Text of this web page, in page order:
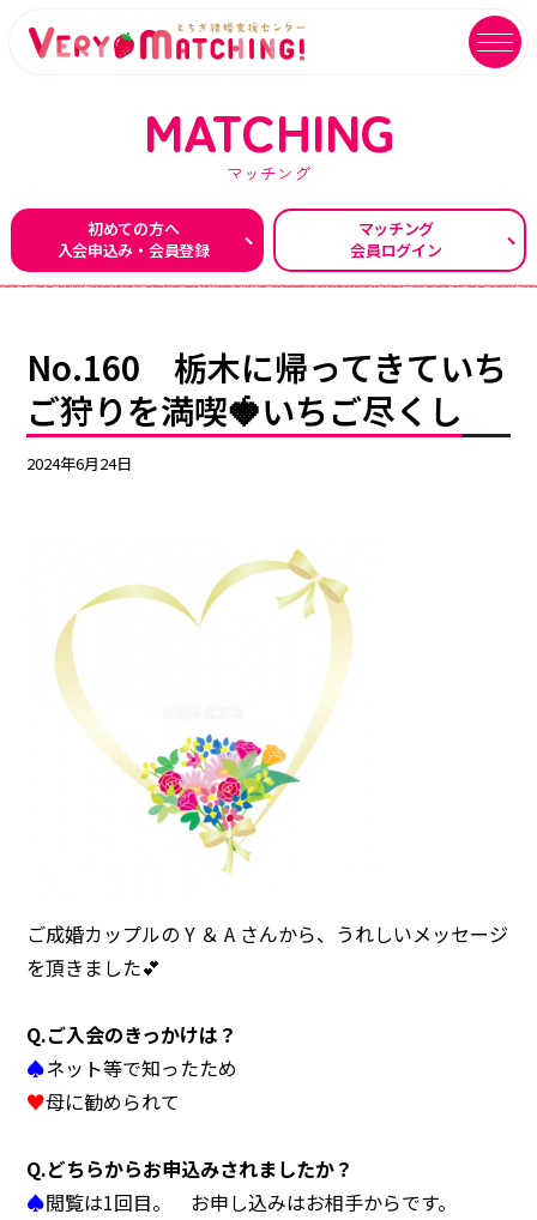
マッチング会員ログイン イベントユーザーログイン
MATCHING
マッチング
ご成婚カップルメッセージ
EVENT
イベント
自治体等イベント一覧
民間企業・団体イベント
SUPPORT
◯センターへのアクセス ◯お問い合わせ ◯プライバシーポリシー
MATCHING
マッチング
初めての方へ
入会申込み・会員登録
マッチング
会員ログイン
No.160 栃木に帰ってきていち
ご狩りを満喫🍓いちご尽くし
2024年6月24日
ご成婚カップルの Y ＆ A さんから、うれしいメッセージ
を頂きました💕
Q.ご入会のきっかけは？
♠ネット等で知ったため
♥母に勧められて
Q.どちらからお申込みされましたか？
♠閲覧は1回目。 お申し込みはお相手からです。